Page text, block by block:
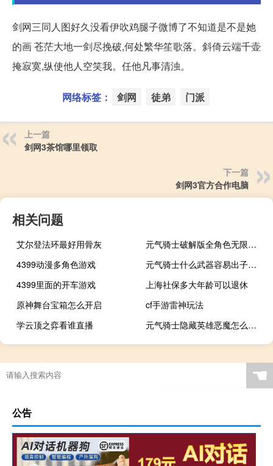
剑网三同人图好久没看伊吹鸡腿子微博了不知道是不是她
的画 苍茫大地一剑尽挽破,何处繁华笙歌落。斜倚云端千壶
掩寂寞,纵使他人空笑我。任他凡事清浊。
网络标签： 剑网 徒弟 门派
上一篇
剑网3茶馆哪里领取
下一篇
剑网3官方合作电脑
相关问题
艾尔登法环最好用骨灰
元气骑士破解版全角色无限金币无限蓝最新不闪退
4399动漫多角色游戏
元气骑士什么武器容易出子弹袋
4399里面的开车游戏
上海社保多大年龄可以退休
原神舞台宝箱怎么开启
cf手游雷神玩法
学云顶之弈看谁直播
元气骑士隐藏英雄恶魔怎么获得
☚
公告